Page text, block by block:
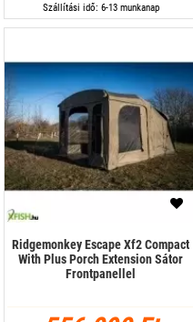
Szállítási idő: 6-13 munkanap
Ridgemonkey Escape Xf2 Compact
With Plus Porch Extension Sátor
Frontpanellel